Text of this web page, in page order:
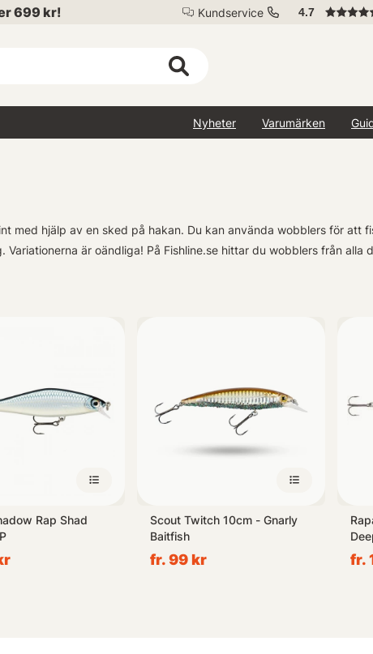
699 kr! Kundservice 4.7
Nyheter Varumärken
med hjälp av en sked på hakan. Du kan använda wobblers för att
Variationerna är oändliga! På Fishline.se hittar du wobblers från alla
Rap Shad
Scout Twitch 10cm - Gnarly
Baitfish
fr. 99 kr fr.